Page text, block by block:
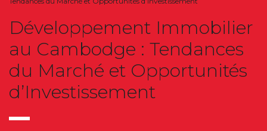
Développement Immobilier
au Cambodge : Tendances
du Marché et Opportunités
d’Investissement